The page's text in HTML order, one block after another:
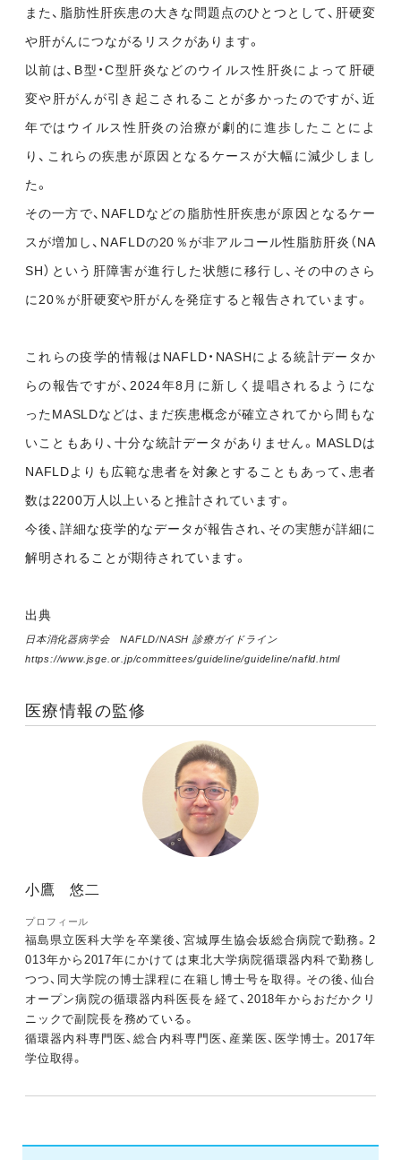
また、脂肪性肝疾患の大きな問題点のひとつとして、肝硬変
や肝がんにつながるリスクがあります。
以前は、B型・C型肝炎などのウイルス性肝炎によって肝硬
変や肝がんが引き起こされることが多かったのですが、近
年ではウイルス性肝炎の治療が劇的に進歩したことによ
り、これらの疾患が原因となるケースが大幅に減少しまし
た。
その一方で、NAFLDなどの脂肪性肝疾患が原因となるケー
スが増加し、NAFLDの20％が非アルコール性脂肪肝炎（NA
SH）という肝障害が進行した状態に移行し、その中のさら
に20％が肝硬変や肝がんを発症すると報告されています。
これらの疫学的情報はNAFLD・NASHによる統計データか
らの報告ですが、2024年8月に新しく提唱されるようにな
ったMASLDなどは、まだ疾患概念が確立されてから間もな
いこともあり、十分な統計データがありません。MASLDは
NAFLDよりも広範な患者を対象とすることもあって、患者
数は2200万人以上いると推計されています。
今後、詳細な疫学的なデータが報告され、その実態が詳細に
解明されることが期待されています。
出典
日本消化器病学会 NAFLD/NASH 診療ガイドライン
https://www.jsge.or.jp/committees/guideline/guideline/nafld.html
医療情報の監修
小鷹 悠二
プロフィール
福島県立医科大学を卒業後、宮城厚生協会坂総合病院で勤務。2
013年から2017年にかけては東北大学病院循環器内科で勤務し
つつ、同大学院の博士課程に在籍し博士号を取得。その後、仙台
オープン病院の循環器内科医長を経て、2018年からおだかクリ
ニックで副院長を務めている。
循環器内科専門医、総合内科専門医、産業医、医学博士。2017年
学位取得。